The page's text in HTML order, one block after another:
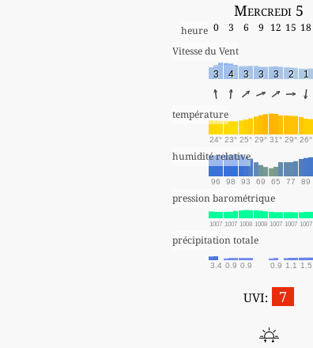
Mercredi 5
heure 0 3 6 9 12 15 18
Vitesse du Vent
3 4 3 3 3 2 1
température
24° 23° 25° 29° 31° 29° 26°
humidité relative
96 98 93 69 65 77 89
pression barométrique
1007 1007 1008 1008 1007 1007 1007
précipitation totale
3.4 0.9 0.9 0.9 1.1 1.5
UVI: 7